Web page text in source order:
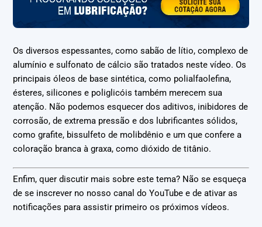
Os diversos espessantes, como sabão de lítio, complexo de
alumínio e sulfonato de cálcio são tratados neste vídeo. Os
principais óleos de base sintética, como polialfaolefina,
ésteres, silicones e poliglicóis também merecem sua
atenção. Não podemos esquecer dos aditivos, inibidores de
corrosão, de extrema pressão e dos lubrificantes sólidos,
como grafite, bissulfeto de molibdênio e um que confere a
coloração branca à graxa, como dióxido de titânio.
Enfim, quer discutir mais sobre este tema? Não se esqueça
de se inscrever no nosso canal do YouTube e de ativar as
notificações para assistir primeiro os próximos vídeos.